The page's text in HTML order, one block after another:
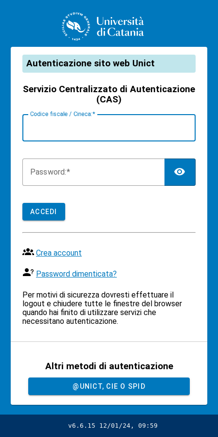
CAS
Autenticazione sito web Unict
Servizio Centralizzato di Autenticazione
(CAS)
Codice fiscale / Cineca:
Password:
ACCEDI
Crea account
Password dimenticata?
Per motivi di sicurezza dovresti effettuare il
logout e chiudere tutte le finestre del browser
quando hai finito di utilizzare servizi che
necessitano autenticazione.
Altri metodi di autenticazione
@UNICT, CIE O SPID
v6.6.15 12/01/24, 09:59